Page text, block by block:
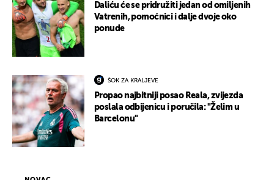
Daliću će se pridružiti jedan od omiljenih
Vatrenih, pomoćnici i dalje dvoje oko
ponude
ŠOK ZA KRALJEVE
Propao najbitniji posao Reala, zvijezda
poslala odbijenicu i poručila: "Želim u
Barcelonu"